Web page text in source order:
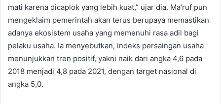
mati karena dicaplok yang lebih kuat,” ujar dia. Ma’ruf pun
mengeklaim pemerintah akan terus berupaya memastikan
adanya ekosistem usaha yang memenuhi rasa adil bagi
pelaku usaha. Ia menyebutkan, indeks persaingan usaha
menunjukkan tren positif, yakni naik dari angka 4,6 pada
2018 menjadi 4,8 pada 2021, dengan target nasional di
angka 5,0.